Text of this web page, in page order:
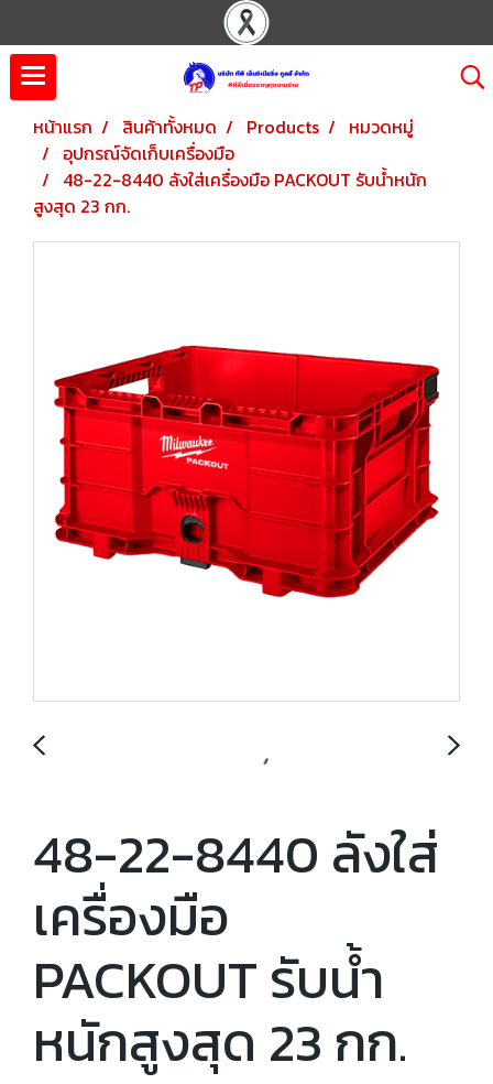
หน้าแรก สินค้าทั้งหมด Products
หมวดหมู่
อุปกรณ์จัดเก็บเครื่องมือ
48-22-8440 ลังใส่เครื่องมือ PACKOUT รับน้ำหนัก
สูงสุด 23 กก.
48-22-8440 ลังใส่
เครื่องมือ
PACKOUT รับน้ำ
หนักสูงสุด 23 กก.